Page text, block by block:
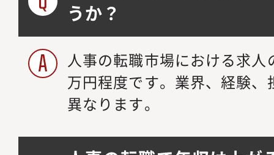
うか？
人事の転職市場における求
万円程度です。業界、経験
異なります。